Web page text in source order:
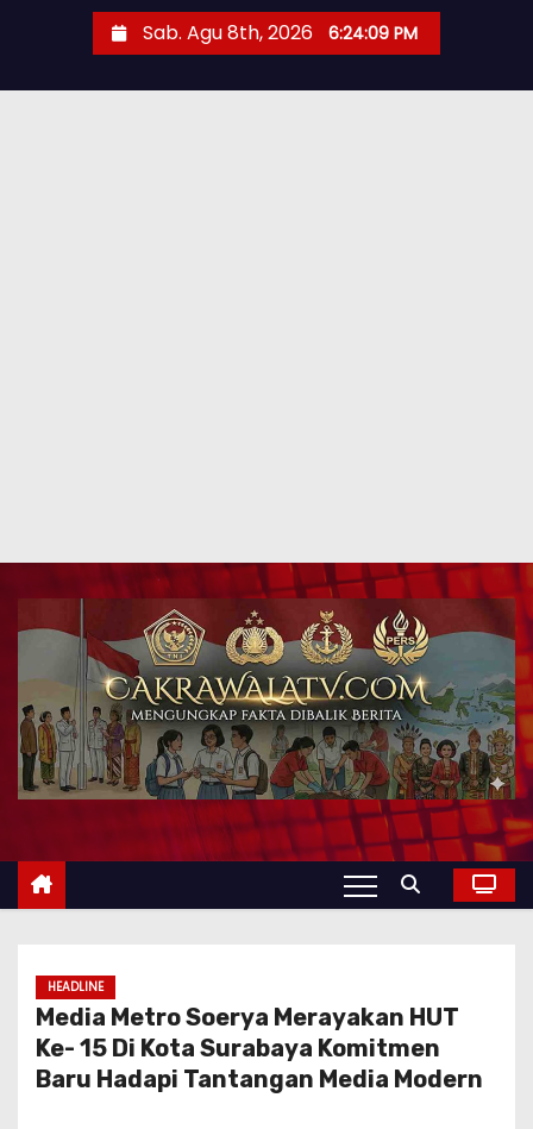
Sab. Agu 8th, 2026 6:24:10 PM
HEADLINE
Media Metro Soerya Merayakan HUT
Ke- 15 Di Kota Surabaya Komitmen
Baru Hadapi Tantangan Media Modern